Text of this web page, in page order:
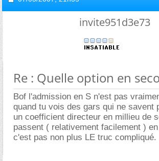
invite951d3e73
Re : Quelle option en
Bof l'admission en S n'est pas
quand tu vois des gars qui ne savent
un coefficient directeur en millieu de
passent ( relativement facilement )
c'est pas non plus LE truc compliqué.